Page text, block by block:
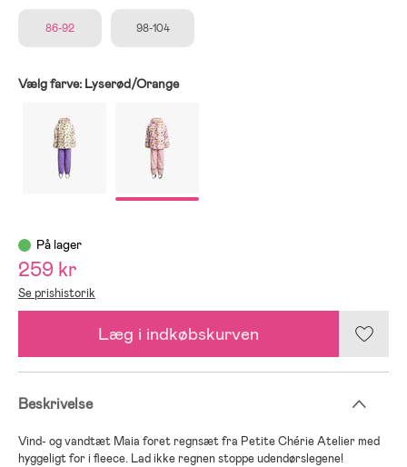
86-92 98-104
Vælg farve: Lyserød/Orange
På lager
259 kr
Se prishistorik
Læg i indkøbskurven
Beskrivelse
Vind- og vandtæt Maia foret regnsæt fra Petite Chérie Atelier med
hyggeligt for i fleece. Lad ikke regnen stoppe udendørslegene!